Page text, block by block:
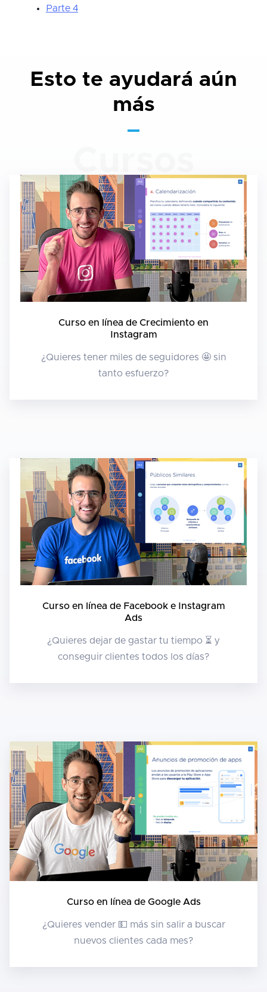
Parte 4
Esto te ayudará aún
más
Curso en línea de Crecimiento en
Instagram
¿Quieres tener miles de seguidores 🤩 sin
tanto esfuerzo?
Curso en línea de Facebook e Instagram
Ads
¿Quieres dejar de gastar tu tiempo ⏳ y
conseguir clientes todos los días?
Curso en línea de Google Ads
¿Quieres vender 💵 más sin salir a buscar
nuevos clientes cada mes?